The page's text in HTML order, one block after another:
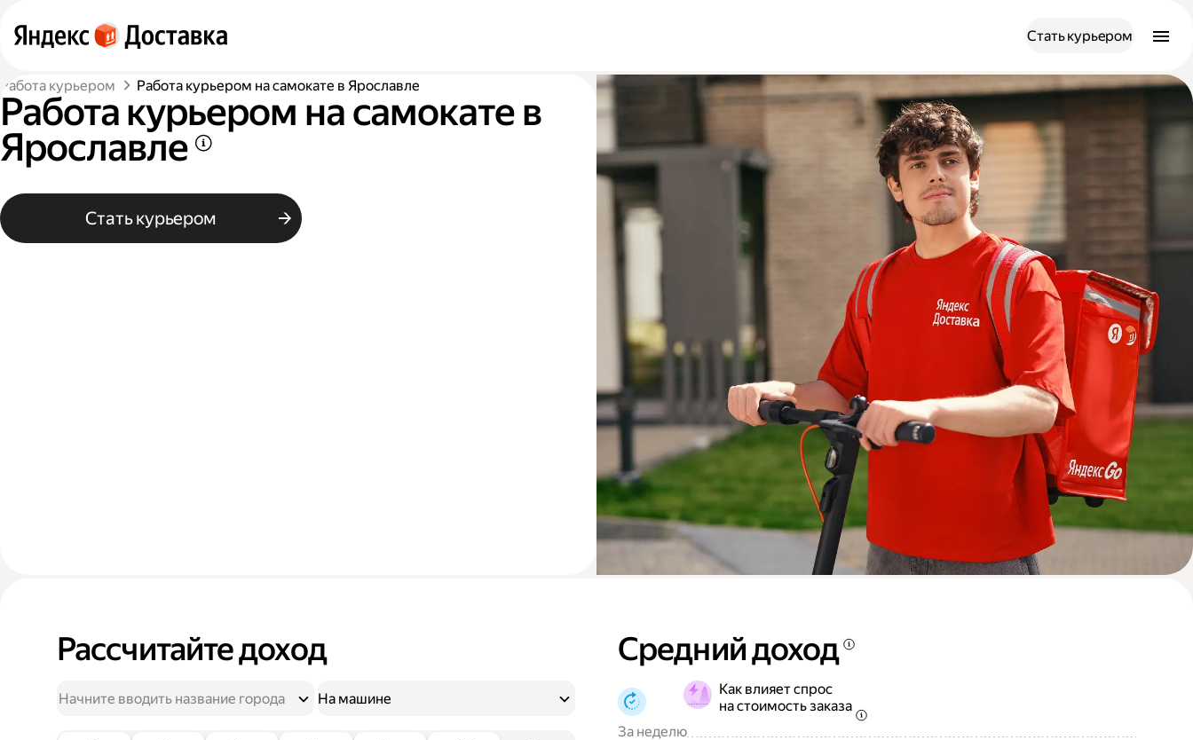
Стать курьером
Работа курьером Работа курьером на самокате в Ярославле
Работа курьером на самокате в
Ярославле
Стать курьером
Рассчитайте доход
На машине
Средний доход
Как влияет спрос
на стоимость заказа
За неделю